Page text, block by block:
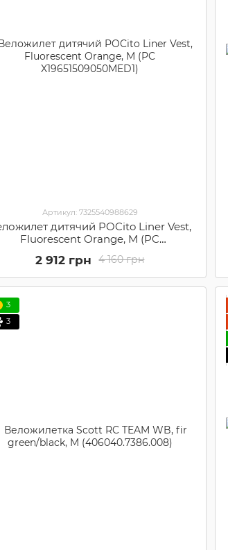
Артикул: 7325540988629
дитячий POCito Liner Vest,
Fluorescent Orange, M (PC
4 160 грн
2 912 грн
3
3